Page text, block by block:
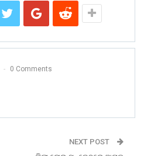
0 Comments
NEXT POST